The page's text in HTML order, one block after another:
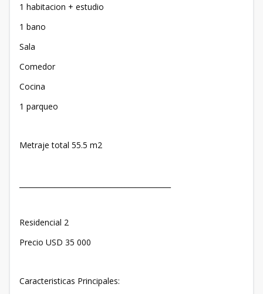
1 habitacion + estudio
1 bano
Sala
Comedor
Cocina
1 parqueo
Metraje total 55.5 m2
Residencial 2
Precio USD 35 000
Caracteristicas Principales: